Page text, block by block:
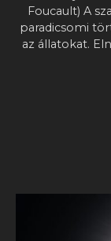
Foucault) A
paradicsomi
az állatokat.